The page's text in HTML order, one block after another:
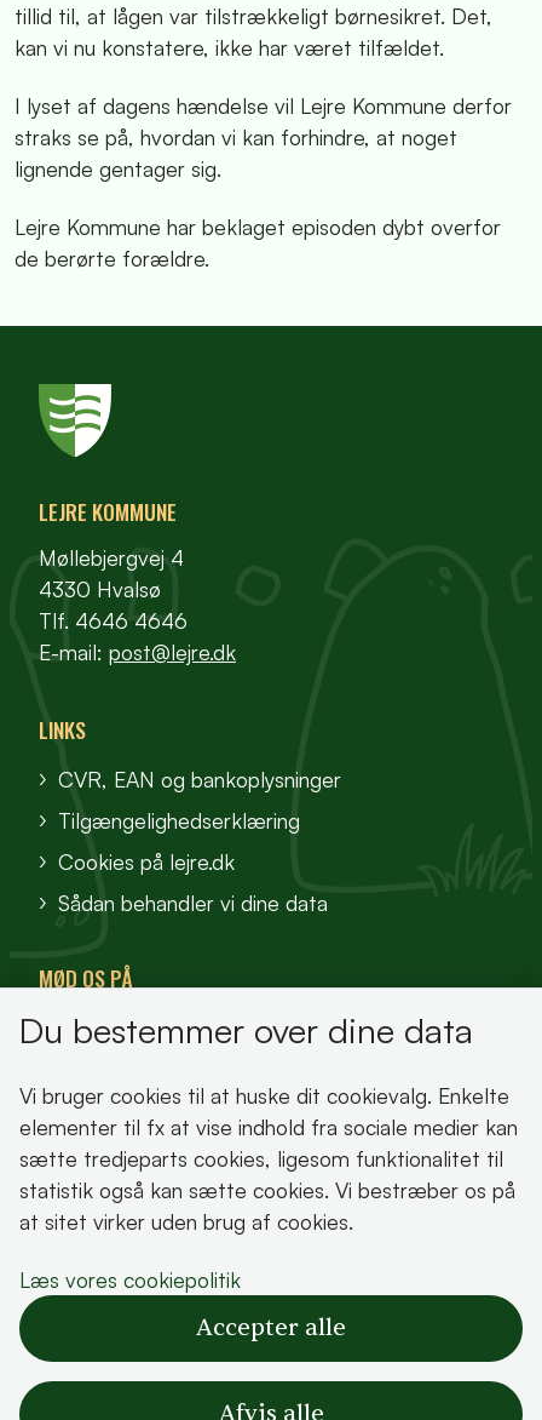
tillid til, at lågen var tilstrækkeligt børnesikret. Det,
kan vi nu konstatere, ikke har været tilfældet.
I lyset af dagens hændelse vil Lejre Kommune derfor
straks se på, hvordan vi kan forhindre, at noget
lignende gentager sig.
Lejre Kommune har beklaget episoden dybt overfor
de berørte forældre.
LEJRE KOMMUNE
Møllebjergvej 4
4330 Hvalsø
Tlf. 4646 4646
E-mail: post@lejre.dk
LINKS
CVR, EAN og bankoplysninger
Tilgængelighedserklæring
Cookies på lejre.dk
Sådan behandler vi dine data
MØD OS PÅ
VisitFjordlandet
Oplev Lejre
Dette indhold kræver cookies for at blive vist
Læs vores cookiepolitik
Du bestemmer over dine data
Vi bruger cookies til at huske dit cookievalg. Enkelte
elementer til fx at vise indhold fra sociale medier kan
sætte tredjeparts cookies, ligesom funktionalitet til
statistik også kan sætte cookies. Vi bestræber os på
at sitet virker uden brug af cookies.
Læs vores cookiepolitik
Accepter alle
Afvis alle